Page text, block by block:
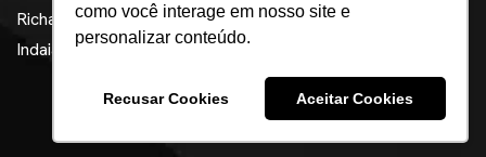
como você interage em nosso site e
personalizar conteúdo.
Recusar Cookies Aceitar Cookies
Richard Alquati ©Agência de marketing digital em
Indaiatuba - Beatz
Política de Privacidade